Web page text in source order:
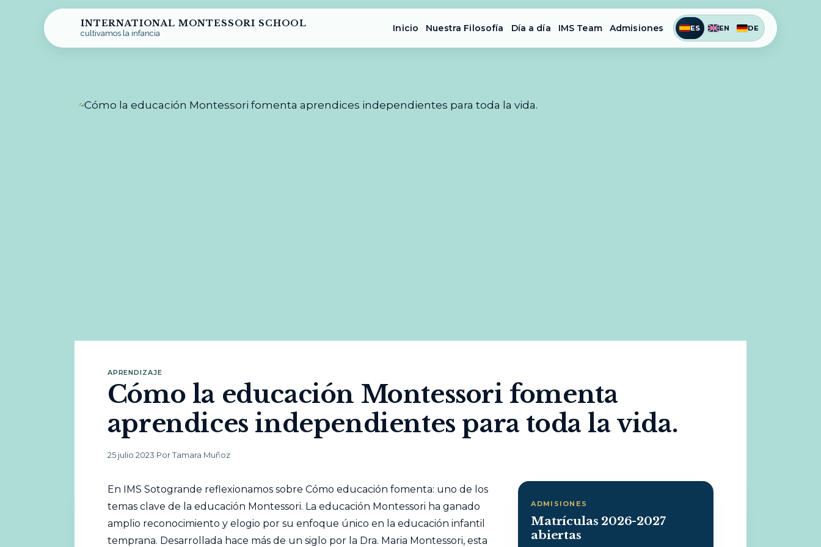
INTERNATIONAL MONTESSORI SCHOOL
cultivamos la infancia Inicio Nuestra Filosofía Día a día IMS Team Admisiones ES EN DE
APRENDIZAJE
Cómo la educación Montessori fomenta
aprendices independientes para toda la vida.
25 julio 2023·Por Tamara Muñoz
En IMS Sotogrande reflexionamos sobre Cómo educación fomenta: uno de los
temas clave de la educación Montessori. La educación Montessori ha ganado
amplio reconocimiento y elogio por su enfoque único en la educación infantil
temprana. Desarrollada hace más de un siglo por la Dra. Maria Montessori, esta
ADMISIONES
Matrículas 2026-2027
abiertas